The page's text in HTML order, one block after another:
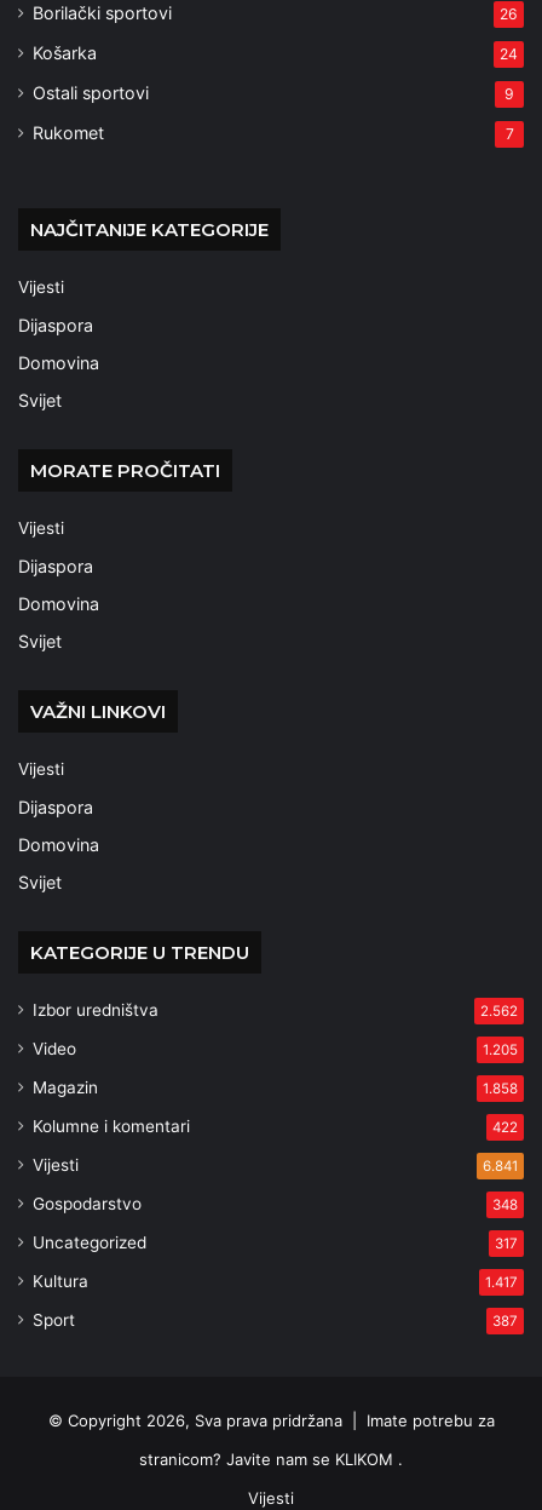
Borilački sportovi 26
Košarka 24
Ostali sportovi 9
Rukomet 7
NAJČITANIJE KATEGORIJE
Vijesti
Dijaspora
Domovina
Svijet
MORATE PROČITATI
Vijesti
Dijaspora
Domovina
Svijet
VAŽNI LINKOVI
Vijesti
Dijaspora
Domovina
Svijet
KATEGORIJE U TRENDU
Izbor uredništva 2.562
Video 1.205
Magazin 1.858
Kolumne i komentari 422
Vijesti 6.841
Gospodarstvo 348
Uncategorized 317
Kultura 1.417
Sport 387
© Copyright 2026, Sva prava pridržana | Imate potrebu za
stranicom? Javite nam se KLIKOM .
Vijesti